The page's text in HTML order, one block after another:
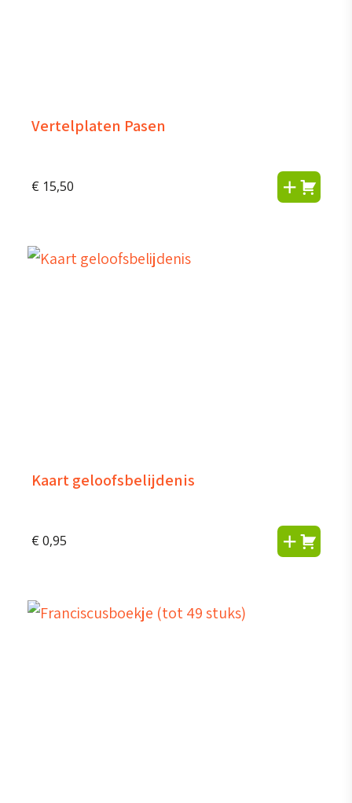
Vertelplaten Pasen
€ 15,50
Kaart geloofsbelijdenis
€ 0,95